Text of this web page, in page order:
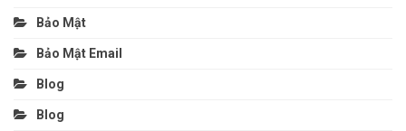
Bảo Mật
Bảo Mật Email
Blog
Blog